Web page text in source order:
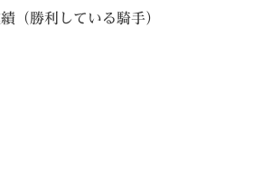
（勝利している騎手）